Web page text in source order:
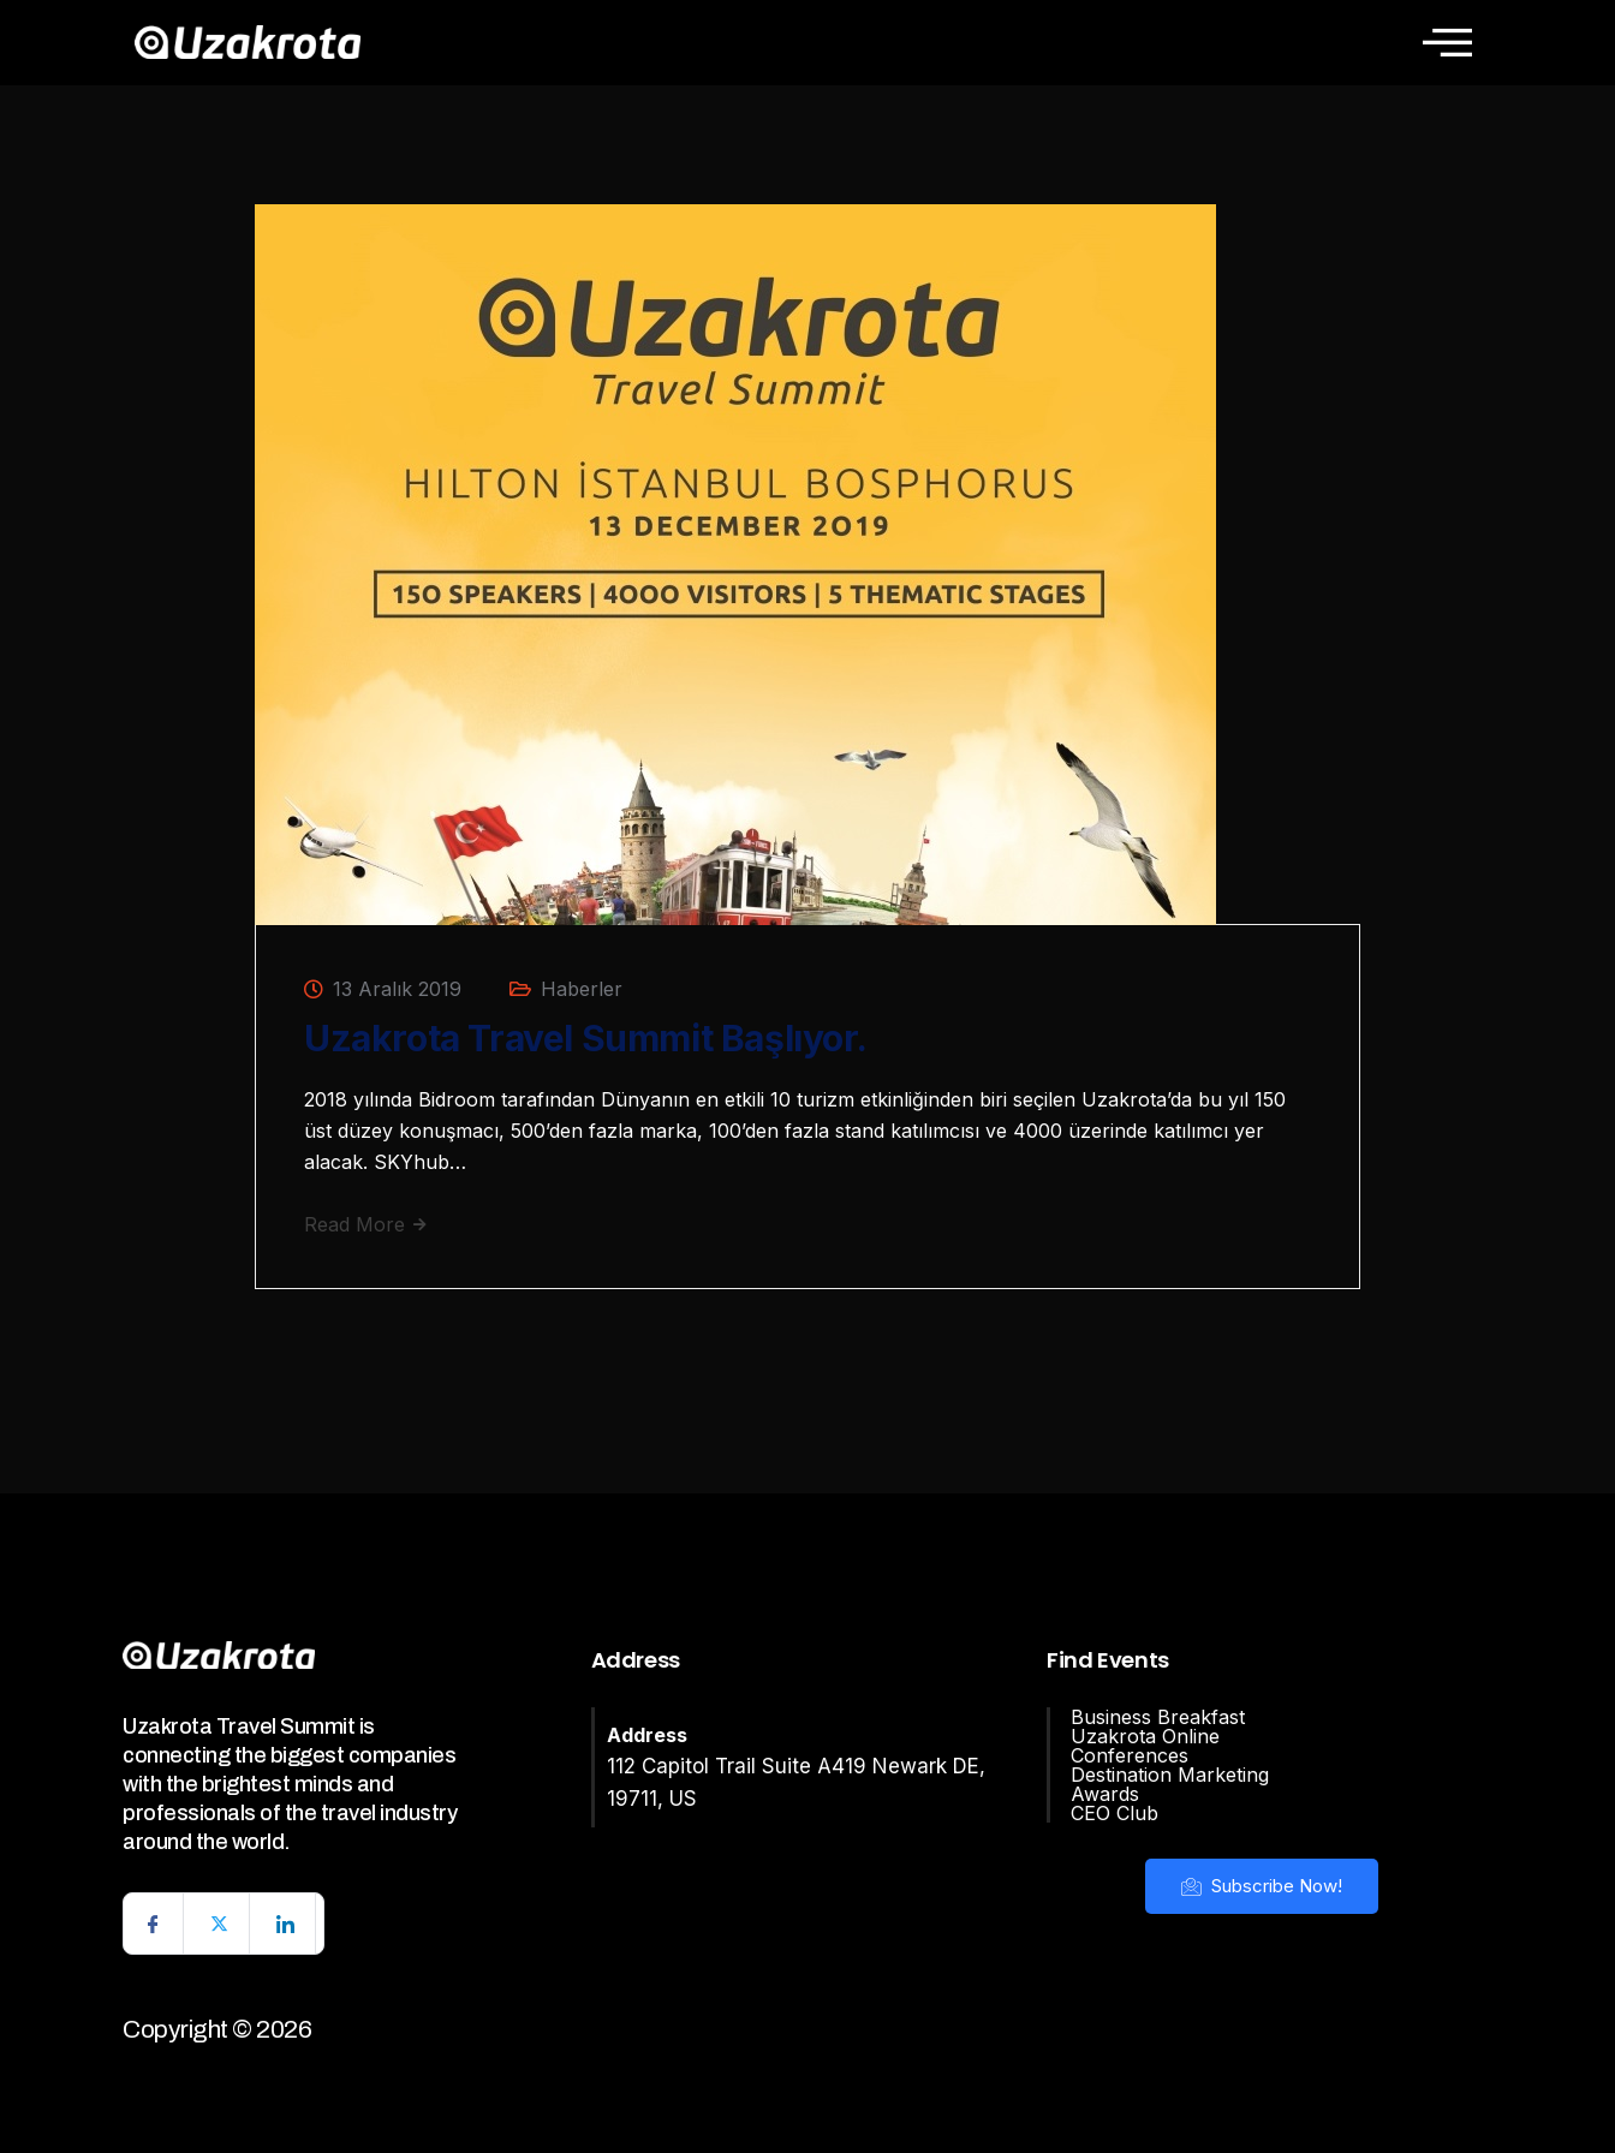
13 Aralık 2019 Haberler
Uzakrota Travel Summit Başlıyor.
2018 yılında Bidroom tarafından Dünyanın en etkili 10 turizm etkinliğinden biri seçilen Uzakrota’da bu yıl 150
üst düzey konuşmacı, 500’den fazla marka, 100’den fazla stand katılımcısı ve 4000 üzerinde katılımcı yer
alacak. SKYhub…
Read More
Uzakrota Travel Summit is
connecting the biggest companies
with the brightest minds and
professionals of the travel industry
around the world.
Copyright © 2026
Address
Address
112 Capitol Trail Suite A419 Newark DE,
19711, US
Find Events
Business Breakfast
Uzakrota Online
Conferences
Destination Marketing
Awards
CEO Club
Subscribe Now!